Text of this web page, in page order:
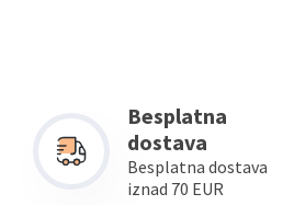
Besplatna
dostava
Besplatna dostava
iznad 70 EUR